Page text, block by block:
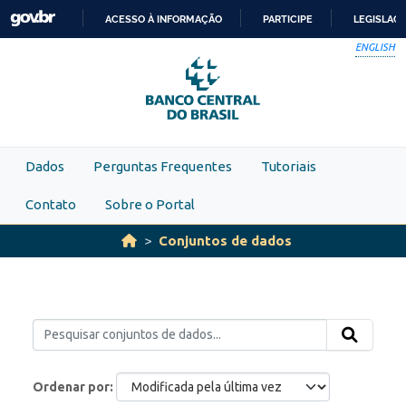
Skip to main content
PARA
O
CONTEÚDO
ACESSO À INFORMAÇÃO PARTICIPE
ENGLISH
Dados Perguntas Frequentes Tutoriais
Contato Sobre o Portal
Conjuntos de dados
Ordenar por